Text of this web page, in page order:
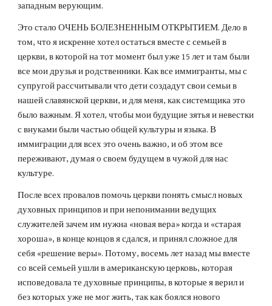
западным верующим.
Это стало ОЧЕНЬ БОЛЕЗНЕННЫМ ОТКРЫТИЕМ. Дело в
том, что я искренне хотел остаться вместе с семьей в
церкви, в которой на тот момент был уже 15 лет и там были
все мои друзья и родственники. Как все иммигранты, мы с
супругой рассчитывали что дети создадут свои семьи в
нашей славянской церкви, и для меня, как системщика это
было важным. Я хотел, чтобы мои будущие зятья и невестки
с внуками были частью общей культуры и языка. В
иммиграции для всех это очень важно, и об этом все
переживают, думая о своем будущем в чужой для нас
культуре.
После всех провалов помочь церкви понять смысл новых
духовных принципов и при непонимании ведущих
служителей зачем им нужна «новая вера» когда и «старая
хороша», в конце концов я сдался, и принял сложное для
себя «решение веры». Потому, восемь лет назад мы вместе
со всей семьей ушли в американскую церковь, которая
исповедовала те духовные принципы, в которые я верил и
без которых уже не мог жить, так как боялся нового